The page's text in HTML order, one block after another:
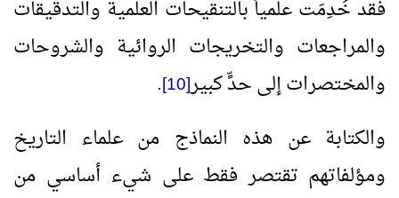
فقد خُدِمَت علمياً بالتنقيحات العلمية والتدقيقات
والمراجعات والتخريجات الروائية والشروحات
والمختصرات إلى حدٍّ كبير[10]
.
والكتابة عن هذه النماذج من علماء التاريخ
ومؤلفاتهم تقتصر فقط على شيء أساسي من